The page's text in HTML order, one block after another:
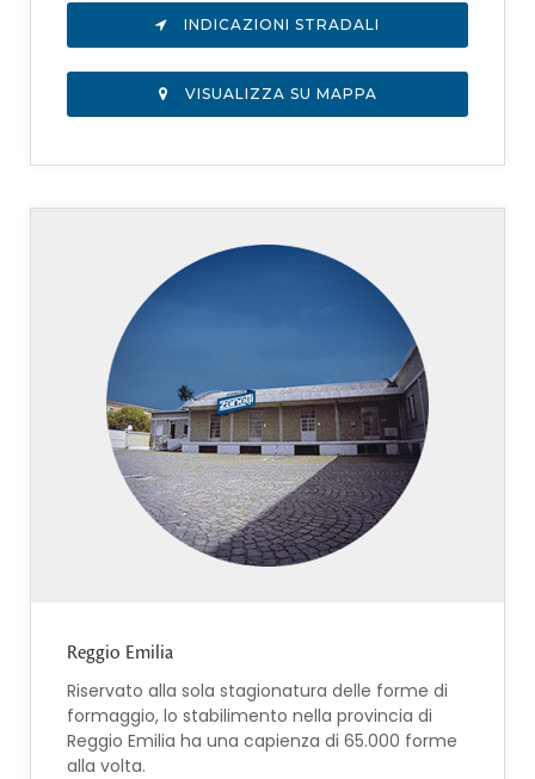
INDICAZIONI STRADALI
VISUALIZZA SU MAPPA
Reggio Emilia
Riservato alla sola stagionatura delle forme di
formaggio, lo stabilimento nella provincia di
Reggio Emilia ha una capienza di 65.000 forme
alla volta.